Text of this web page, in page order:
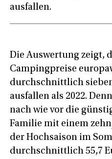
ausfallen.
Die Auswertung zeigt,
Campingpreise
durchschnittlich
ausfallen als 2022.
nach wie vor die
Familie mit einem
der Hochsaison im
durchschnittlich 55,7